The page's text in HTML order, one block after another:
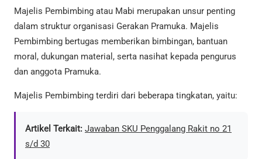
Majelis Pembimbing atau Mabi merupakan unsur penting
dalam struktur organisasi Gerakan Pramuka. Majelis
Pembimbing bertugas memberikan bimbingan, bantuan
moral, dukungan material, serta nasihat kepada pengurus
dan anggota Pramuka.
Majelis Pembimbing terdiri dari beberapa tingkatan, yaitu:
Artikel Terkait: Jawaban SKU Penggalang Rakit no 21
s/d 30